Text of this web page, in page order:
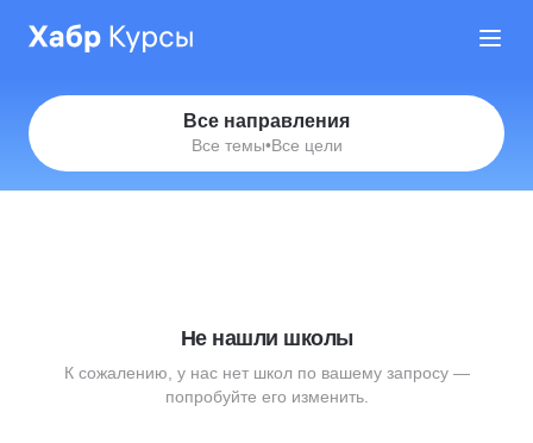
Все направления
Все темы•Все цели
Не нашли школы
К сожалению, у нас нет школ по вашему запросу —
попробуйте его изменить.